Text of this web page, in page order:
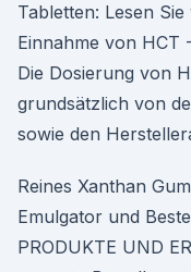
Tabletten: Lesen
Einnahme von HCT
Die Dosierung von
grundsätzlich von
sowie den
Reines Xanthan
Emulgator und
PRODUKTE UND